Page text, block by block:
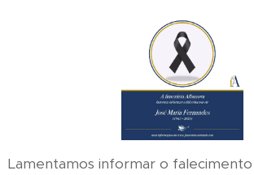
Lamentamos informar o